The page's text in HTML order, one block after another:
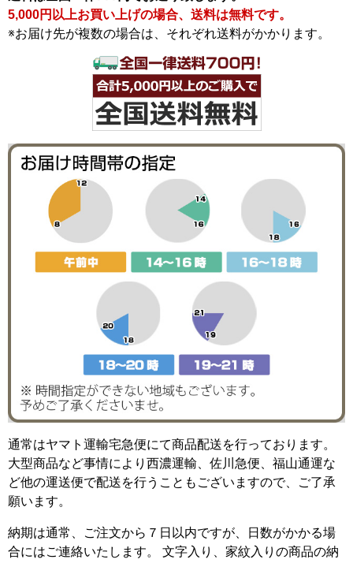
5,000円以上お買い上げの場合、送料は無料です。
※お届け先が複数の場合は、それぞれ送料がかかります。
通常はヤマト運輸宅急便にて商品配送を行っております。
大型商品など事情により西濃運輸、佐川急便、福山通運な
ど他の運送便で配送を行うこともございますので、ご了承
願います。
納期は通常、ご注文から７日以内ですが、日数がかかる場
合にはご連絡いたします。 文字入り、家紋入りの商品の納